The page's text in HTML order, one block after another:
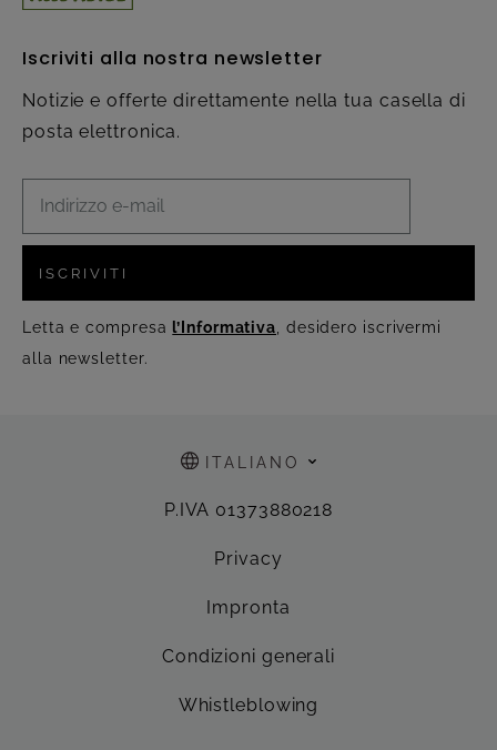
Iscriviti alla nostra newsletter
Notizie e offerte direttamente nella tua casella di
posta elettronica.
ISCRIVITI
Letta e compresa l’Informativa , desidero iscrivermi
alla newsletter.
ITALIANO
P.IVA 01373880218
Privacy
Impronta
Condizioni generali
Whistleblowing